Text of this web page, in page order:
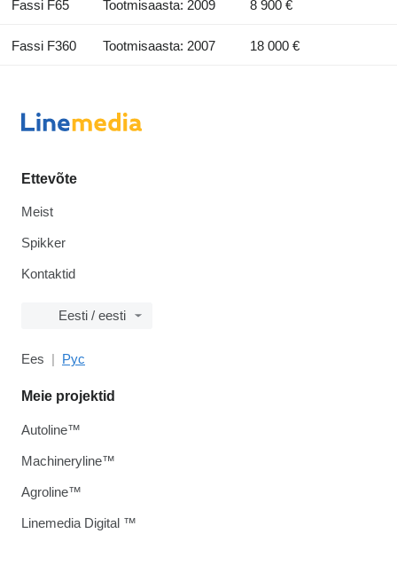
Fassi F65 Tootmisaasta: 2009 8 900 €
Fassi F360 Tootmisaasta: 2007 18 000 €
Ettevõte
Meist
Spikker
Kontaktid
Eesti / eesti
Ees Рус
Meie projektid
Autoline™
Machineryline™
Agroline™
Linemedia Digital ™